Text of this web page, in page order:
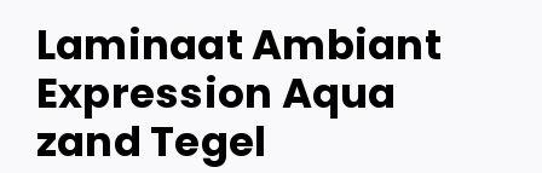
Laminaat Ambiant
Expression Aqua
zand Tegel